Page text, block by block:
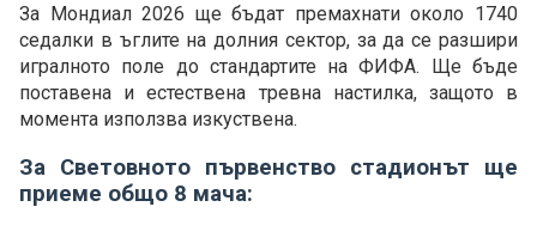
За Мондиал 2026 ще бъдат премахнати около 1740
седалки в ъглите на долния сектор, за да се разшири
игралното поле до стандартите на ФИФА. Ще бъде
поставена и естествена тревна настилка, защото в
момента използва изкуствена.
За Световното първенство стадионът ще
приеме общо 8 мача: